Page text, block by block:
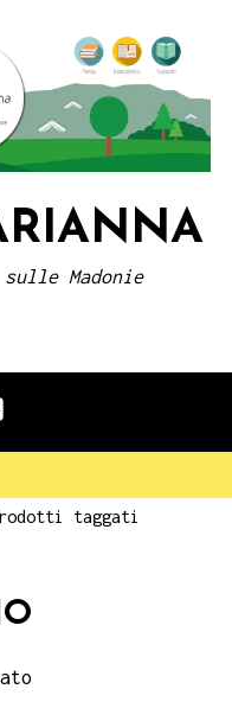
Madonie
taggati